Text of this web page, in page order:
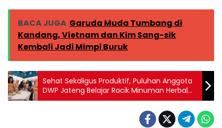
BACA JUGA Garuda Muda Tumbang di
Kandang, Vietnam dan Kim Sang-sik
Kembali Jadi Mimpi Buruk
Sehat Sekaligus Produktif, Puluhan Anggota
DWP Jateng Belajar Racik Minuman Herbal
Mandiri